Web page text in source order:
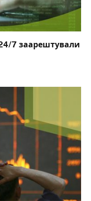
7 заарештували